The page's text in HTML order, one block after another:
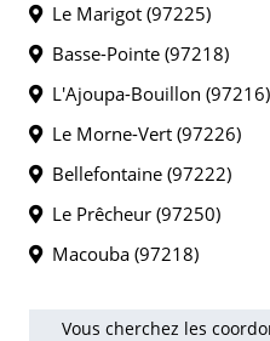
Le Marigot (97225)
Basse-Pointe (97218)
L'Ajoupa-Bouillon (97216)
Le Morne-Vert (97226)
Bellefontaine (97222)
Le Prêcheur (97250)
Macouba (97218)
Vous cherchez les